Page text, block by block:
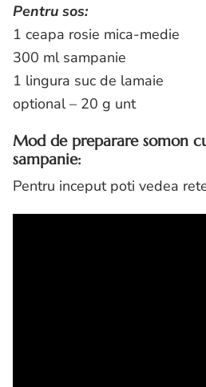
Pentru sos:
1 ceapa rosie mica-medie
300 ml sampanie
1 lingura suc de lamaie
optional – 20 g unt
Mod de preparare somon
sampanie:
Pentru inceput poti vedea